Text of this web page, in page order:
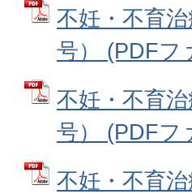
不妊・不育
号） (PDFフ
不妊・不育
号） (PDFフ
不妊・不育